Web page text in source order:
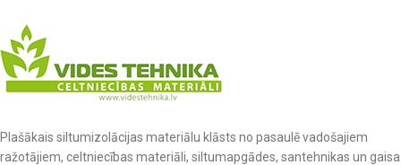
Plašākais siltumizolācijas materiālu klāsts no pasaulē vadošajiem
ražotājiem, celtniecības materiāli, siltumapgādes, santehnikas un gaisa